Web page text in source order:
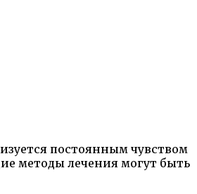
постоянным чувством
методы лечения могут быть